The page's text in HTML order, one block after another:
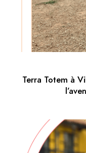
Terra Totem à